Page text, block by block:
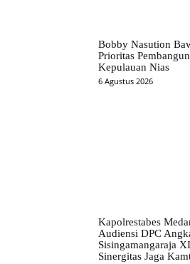
Bobby Nasution
Prioritas
Kepulauan Nias
6 Agustus 2026
Kapolrestabes
Audiensi DPC
Sisingamangaraja
Sinergitas Jaga